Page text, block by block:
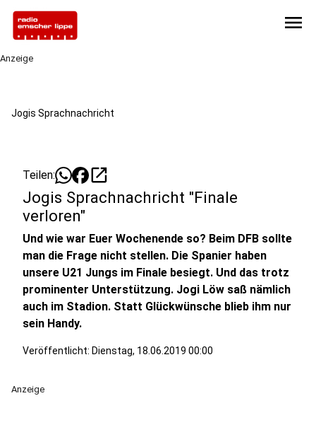
menu
Anzeige
Jogis Sprachnachricht
Teilen: open_in_new
Jogis Sprachnachricht "Finale
verloren"
Und wie war Euer Wochenende so? Beim DFB sollte
man die Frage nicht stellen. Die Spanier haben
unsere U21 Jungs im Finale besiegt. Und das trotz
prominenter Unterstützung. Jogi Löw saß nämlich
auch im Stadion. Statt Glückwünsche blieb ihm nur
sein Handy.
Veröffentlicht: Dienstag, 18.06.2019 00:00
Anzeige